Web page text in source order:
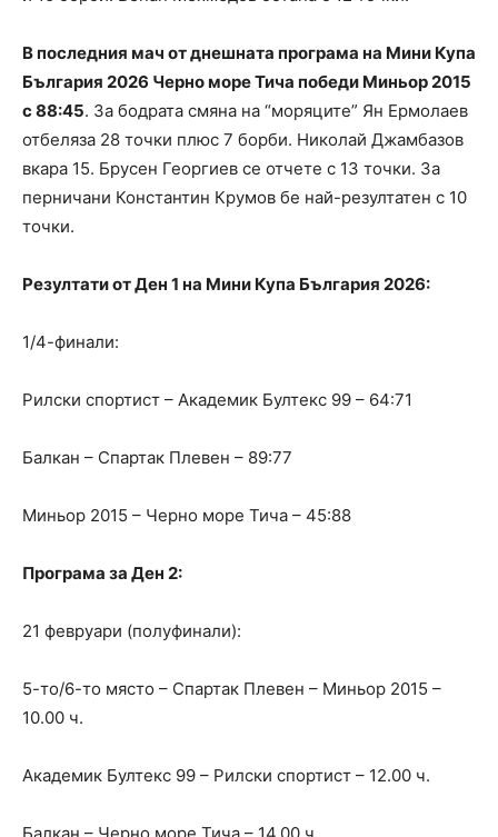
В последния мач от днешната програма на Мини Купа
България 2026 Черно море Тича победи Миньор 2015
с 88:45. За бодрата смяна на “моряците” Ян Ермолаев
отбеляза 28 точки плюс 7 борби. Николай Джамбазов
вкара 15. Брусен Георгиев се отчете с 13 точки. За
перничани Константин Крумов бе най-резултатен с 10
точки.
Резултати от Ден 1 на Мини Купа България 2026:
1/4-финали:
Рилски спортист – Академик Бултекс 99 – 64:71
Балкан – Спартак Плевен – 89:77
Миньор 2015 – Черно море Тича – 45:88
Програма за Ден 2:
21 февруари (полуфинали):
5-то/6-то място – Спартак Плевен – Миньор 2015 –
10.00 ч.
Академик Бултекс 99 – Рилски спортист – 12.00 ч.
Балкан – Черно море Тича – 14.00 ч.